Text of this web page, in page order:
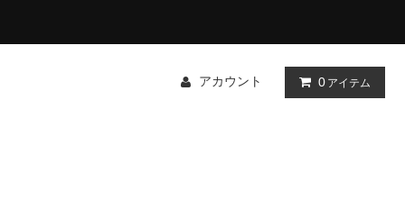
アカウント 0 アイテム